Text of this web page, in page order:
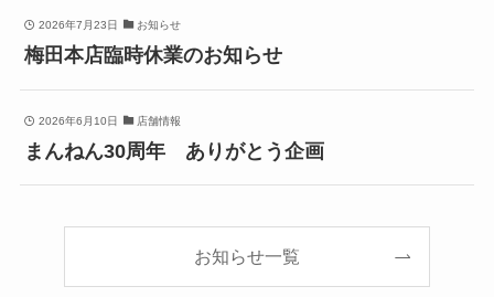
2026年7月23日 お知らせ
梅田本店臨時休業のお知らせ
2026年6月10日 店舗情報
まんねん30周年 ありがとう企画
お知らせ一覧